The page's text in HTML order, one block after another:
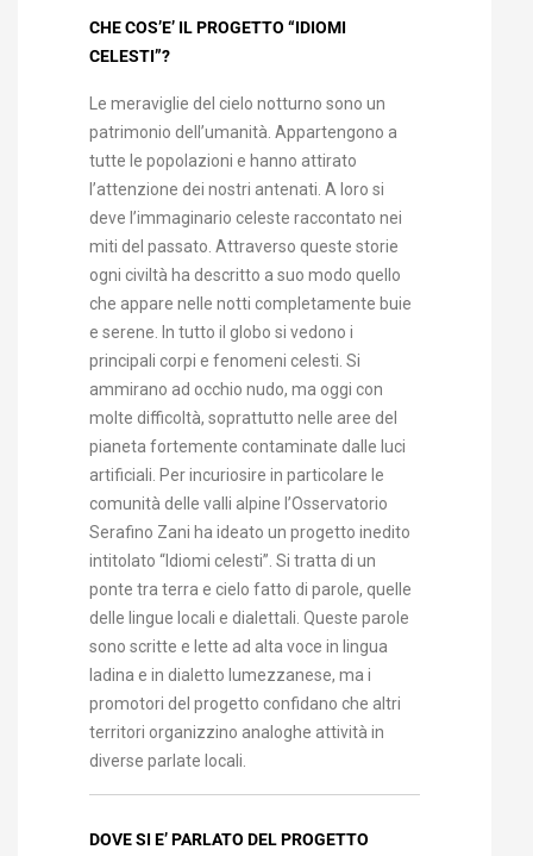
CHE COS’E’ IL PROGETTO “IDIOMI
CELESTI”?
Le meraviglie del cielo notturno sono un
patrimonio dell’umanità. Appartengono a
tutte le popolazioni e hanno attirato
l’attenzione dei nostri antenati. A loro si
deve l’immaginario celeste raccontato nei
miti del passato. Attraverso queste storie
ogni civiltà ha descritto a suo modo quello
che appare nelle notti completamente buie
e serene. In tutto il globo si vedono i
principali corpi e fenomeni celesti. Si
ammirano ad occhio nudo, ma oggi con
molte difficoltà, soprattutto nelle aree del
pianeta fortemente contaminate dalle luci
artificiali. Per incuriosire in particolare le
comunità delle valli alpine l’Osservatorio
Serafino Zani ha ideato un progetto inedito
intitolato “Idiomi celesti”. Si tratta di un
ponte tra terra e cielo fatto di parole, quelle
delle lingue locali e dialettali. Queste parole
sono scritte e lette ad alta voce in lingua
ladina e in dialetto lumezzanese, ma i
promotori del progetto confidano che altri
territori organizzino analoghe attività in
diverse parlate locali.
DOVE SI E’ PARLATO DEL PROGETTO